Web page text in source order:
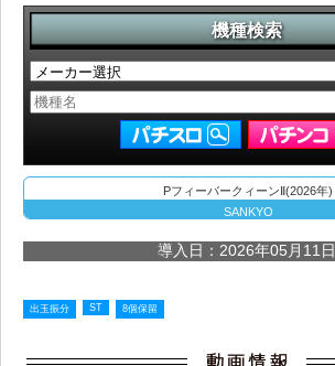
機種検索
PフィーバークィーンⅡ(2026年)
SANKYO
導入日：2026年05月11日
出玉振分 ST 8個保留